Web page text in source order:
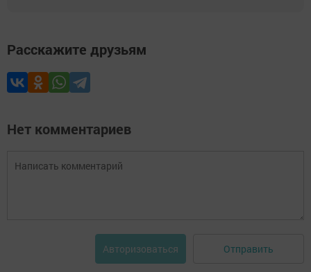
Расскажите друзьям
Нет комментариев
Авторизоваться Отправить